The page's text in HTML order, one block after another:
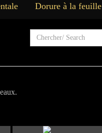
Dorure à la feuille